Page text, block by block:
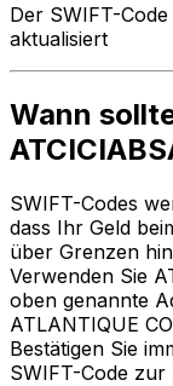
Der SWIFT-
aktualisiert
Wann
SWIFT-Codes
dass Ihr Geld
über Grenzen
Verwenden Sie
oben genannte
ATLANTIQUE
Bestätigen Sie
SWIFT-Code